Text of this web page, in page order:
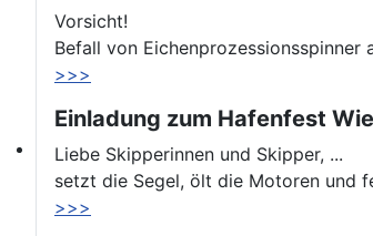
Vorsicht!
Befall von Eichenprozessionsspinner
>>>
Einladung zum Hafenfest
Liebe Skipperinnen und Skipper, ...
setzt die Segel, ölt die Motoren und
>>>